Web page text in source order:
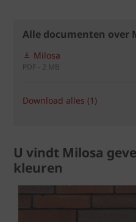
Alle documenten over
Milosa
PDF - 2 MB
Download alles (1)
U vindt Milosa
kleuren